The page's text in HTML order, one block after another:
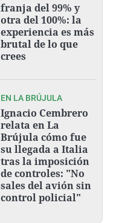
franja del 99% y
otra del 100%: la
experiencia es más
brutal de lo que
crees
EN LA BRÚJULA
Ignacio Cembrero
relata en La
Brújula cómo fue
su llegada a Italia
tras la imposición
de controles: "No
sales del avión sin
control policial"